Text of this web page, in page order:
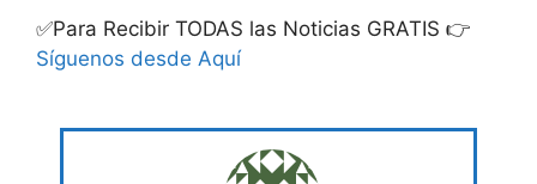
✅Para Recibir TODAS las Noticias GRATIS 👉
Síguenos desde Aquí